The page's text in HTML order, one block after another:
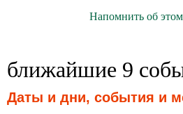
Напомнить об
ближайшие 9
Даты и дни, события и